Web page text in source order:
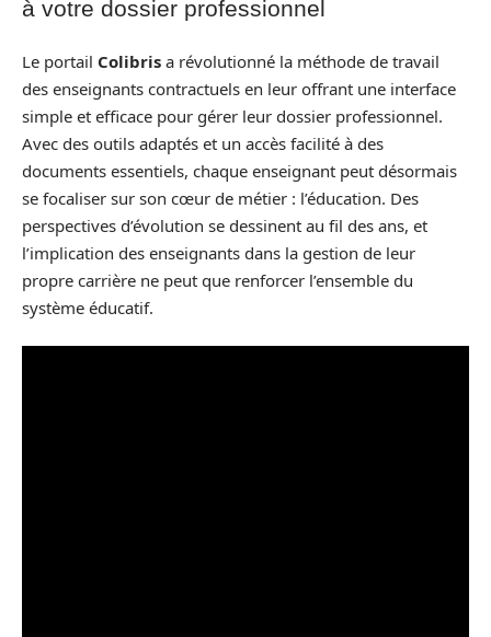
à votre dossier professionnel
Le portail Colibris a révolutionné la méthode de travail
des enseignants contractuels en leur offrant une interface
simple et efficace pour gérer leur dossier professionnel.
Avec des outils adaptés et un accès facilité à des
documents essentiels, chaque enseignant peut désormais
se focaliser sur son cœur de métier : l’éducation. Des
perspectives d’évolution se dessinent au fil des ans, et
l’implication des enseignants dans la gestion de leur
propre carrière ne peut que renforcer l’ensemble du
système éducatif.